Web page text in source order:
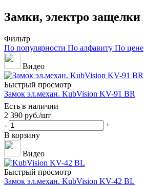
Замки, электро защелки
Фильтр
По популярности По алфавиту По цене
Видео
Быстрый просмотр
Замок эл.механ. KubVision KV-91 BR
Есть в наличии
2 390 руб./шт
-
+
В корзину
Видео
Быстрый просмотр
Замок эл.механ. KubVision KV-42 BL